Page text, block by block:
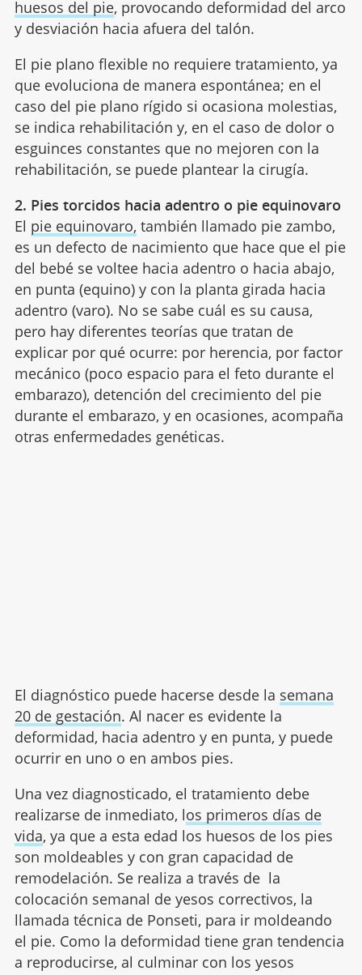
huesos del pie, provocando deformidad del arco
y desviación hacia afuera del talón.
El pie plano flexible no requiere tratamiento, ya
que evoluciona de manera espontánea; en el
caso del pie plano rígido si ocasiona molestias,
se indica rehabilitación y, en el caso de dolor o
esguinces constantes que no mejoren con la
rehabilitación, se puede plantear la cirugía.
2. Pies torcidos hacia adentro o pie equinovaro
El pie equinovaro, también llamado pie zambo,
es un defecto de nacimiento que hace que el pie
del bebé se voltee hacia adentro o hacia abajo,
en punta (equino) y con la planta girada hacia
adentro (varo). No se sabe cuál es su causa,
pero hay diferentes teorías que tratan de
explicar por qué ocurre: por herencia, por factor
mecánico (poco espacio para el feto durante el
embarazo), detención del crecimiento del pie
durante el embarazo, y en ocasiones, acompaña
otras enfermedades genéticas.
El diagnóstico puede hacerse desde la semana
20 de gestación. Al nacer es evidente la
deformidad, hacia adentro y en punta, y puede
ocurrir en uno o en ambos pies.
Una vez diagnosticado, el tratamiento debe
realizarse de inmediato, los primeros días de
vida, ya que a esta edad los huesos de los pies
son moldeables y con gran capacidad de
remodelación. Se realiza a través de la
colocación semanal de yesos correctivos, la
llamada técnica de Ponseti, para ir moldeando
el pie. Como la deformidad tiene gran tendencia
a reproducirse, al culminar con los yesos